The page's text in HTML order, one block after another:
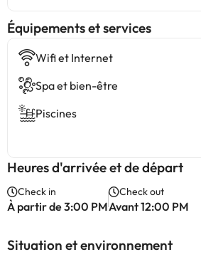
​Équipements et services
Wifi et Internet
Spa et bien-être
Piscines
Heures d'arrivée et de départ
Check in
À partir de 3:00 PM
Check out
Avant 12:00 PM
Situation et environnement